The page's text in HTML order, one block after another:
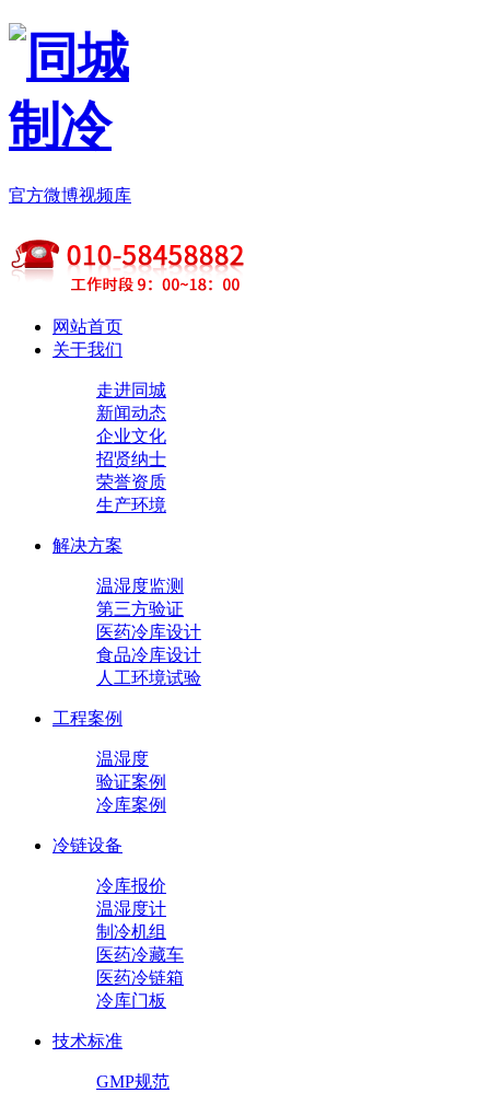
官方微博视频库
网站首页
关于我们
走进同城
新闻动态
企业文化
招贤纳士
荣誉资质
生产环境
解决方案
温湿度监测
第三方验证
医药冷库设计
食品冷库设计
人工环境试验
工程案例
温湿度
验证案例
冷库案例
冷链设备
冷库报价
温湿度计
制冷机组
医药冷藏车
医药冷链箱
冷库门板
技术标准
GMP规范